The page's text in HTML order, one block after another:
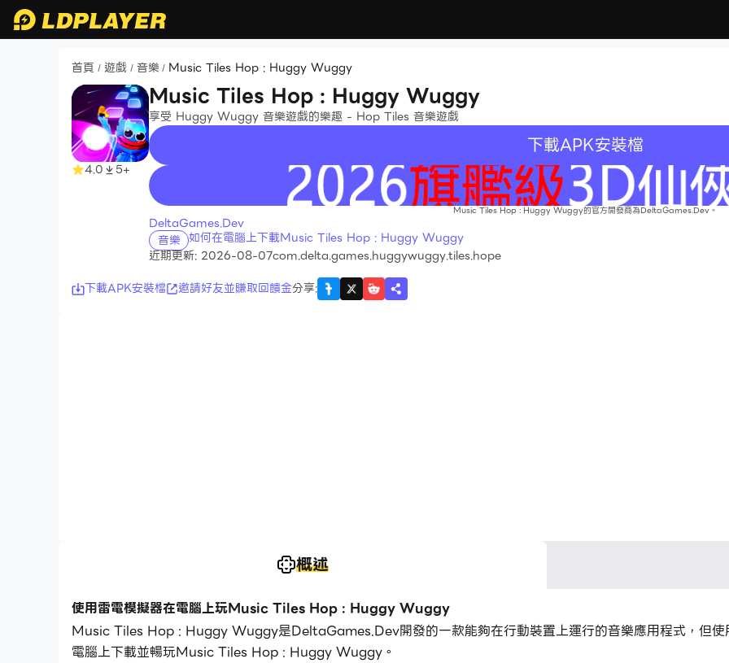
首頁 / 遊戲 / 音樂 / Music Tiles Hop : Huggy Wuggy
4.0 5+
Music Tiles Hop : Huggy Wuggy
享受 Huggy Wuggy 音樂遊戲的樂趣 - Hop Tiles 音樂遊戲
下載APK安裝檔
recommend
Music Tiles Hop : Huggy Wuggy的官方開發商為DeltaGames.Dev。
DeltaGames.Dev
音樂 如何在電腦上下載Music Tiles Hop : Huggy Wuggy
近期更新: 2026-08-07com.delta.games.huggywuggy.tiles.hope
下載APK安裝檔
邀請好友並賺取回饋金分享:
概述
使用雷電模擬器在電腦上玩Music Tiles Hop : Huggy Wuggy
Music Tiles Hop : Huggy Wuggy是DeltaGames.Dev開發的一款能夠在行動裝置上運行的音樂應用程式，但
電腦上下載並暢玩Music Tiles Hop : Huggy Wuggy。